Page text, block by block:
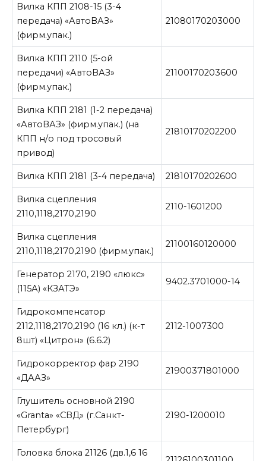
Вилка КПП 2108-15 (3-4
передача) «АвтоВАЗ»
(фирм.упак.)
21080170203000
Вилка КПП 2110 (5-ой
передачи) «АвтоВАЗ»
(фирм.упак.)
21100170203600
Вилка КПП 2181 (1-2 передача)
«АвтоВАЗ» (фирм.упак.) (на
КПП н/о под тросовый
привод)
21810170202200
Вилка КПП 2181 (3-4 передача) 21810170202600
Вилка сцепления
2110,1118,2170,2190
2110-1601200
Вилка сцепления
2110,1118,2170,2190 (фирм.упак.)
21100160120000
Генератор 2170, 2190 «люкс»
(115А) «КЗАТЭ»
9402.3701000-14
Гидрокомпенсатор
2112,1118,2170,2190 (16 кл.) (к-т
8шт) «Цитрон» (6.6.2)
2112-1007300
Гидрокорректор фар 2190
«ДААЗ»
21900371801000
Глушитель основной 2190
«Granta» «СВД» (г.Санкт-
Петербург)
2190-1200010
Головка блока 21126 (дв.1,6 16